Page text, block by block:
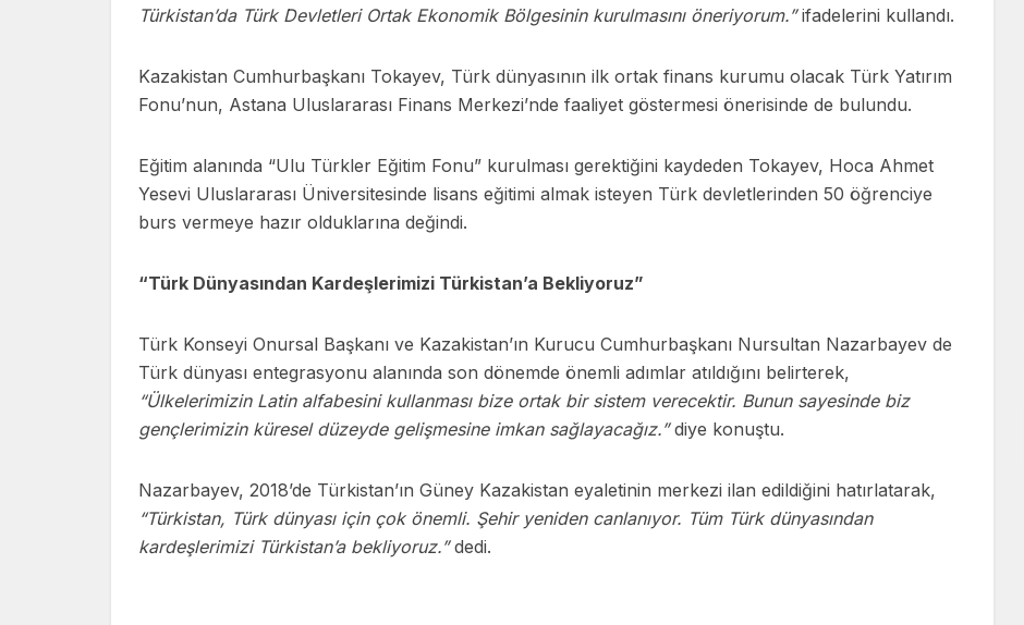
Türkistan’da Türk Devletleri Ortak Ekonomik Bölgesinin kurulmasını öneriyorum.”ifadelerini kullandı.
Kazakistan Cumhurbaşkanı Tokayev, Türk dünyasının ilk ortak finans kurumu olacak Türk Yatırım
Fonu’nun, Astana Uluslararası Finans Merkezi’nde faaliyet göstermesi önerisinde de bulundu.
Eğitim alanında “Ulu Türkler Eğitim Fonu” kurulması gerektiğini kaydeden Tokayev, Hoca Ahmet
Yesevi Uluslararası Üniversitesinde lisans eğitimi almak isteyen Türk devletlerinden 50 öğrenciye
burs vermeye hazır olduklarına değindi.
“Türk Dünyasından Kardeşlerimizi Türkistan’a Bekliyoruz”
Türk Konseyi Onursal Başkanı ve Kazakistan’ın Kurucu Cumhurbaşkanı Nursultan Nazarbayev de
Türk dünyası entegrasyonu alanında son dönemde önemli adımlar atıldığını belirterek,
“Ülkelerimizin Latin alfabesini kullanması bize ortak bir sistem verecektir. Bunun sayesinde biz
gençlerimizin küresel düzeyde gelişmesine imkan sağlayacağız.”diye konuştu.
Nazarbayev, 2018’de Türkistan’ın Güney Kazakistan eyaletinin merkezi ilan edildiğini hatırlatarak,
“Türkistan, Türk dünyası için çok önemli. Şehir yeniden canlanıyor. Tüm Türk dünyasından
kardeşlerimizi Türkistan’a bekliyoruz.”dedi.